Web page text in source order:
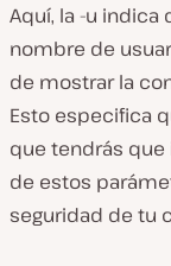
Aquí, la -u indica
nombre de
de mostrar la
Esto especifica
que tendrás que
de estos
seguridad de tu